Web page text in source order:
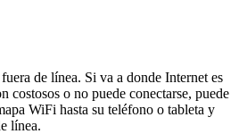
de línea. Si va a donde Internet es
costosos o no puede conectarse, puede
WiFi hasta su teléfono o tableta y
línea.